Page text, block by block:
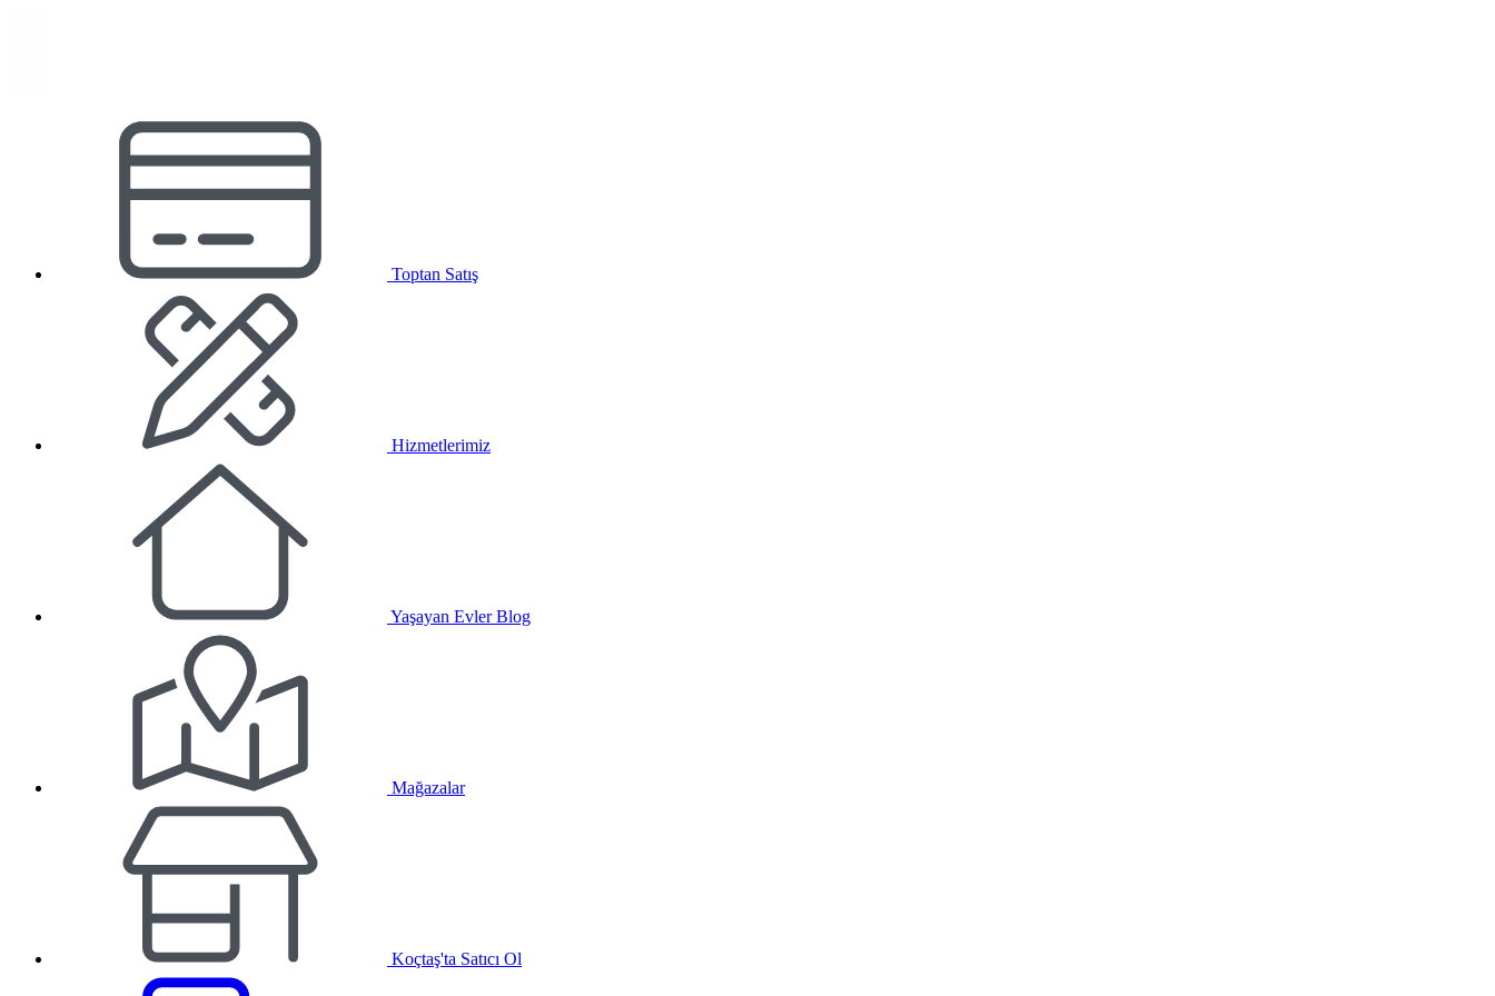
Toptan Satış
Hizmetlerimiz
Yaşayan Evler Blog
Mağazalar
Koçtaş'ta Satıcı Ol